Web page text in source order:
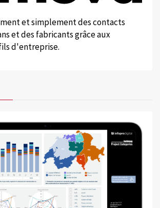
et simplement des contacts
et des fabricants grâce aux
d'entreprise.